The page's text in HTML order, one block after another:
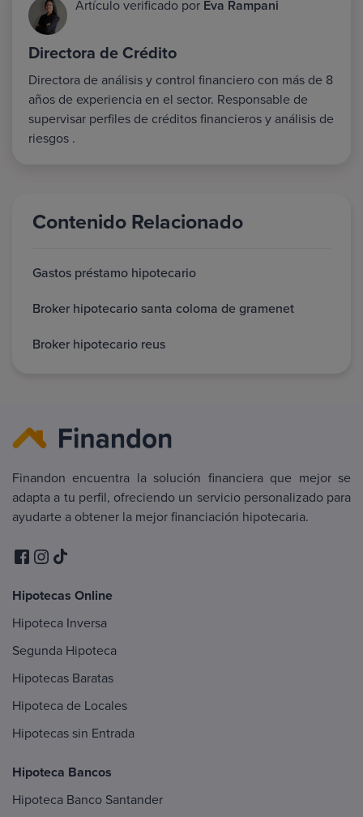
Artículo verificado por Eva Rampani
Directora de Crédito
Directora de análisis y control financiero con más de 8
años de experiencia en el sector. Responsable de
supervisar perfiles de créditos financieros y análisis de
riesgos .
Contenido Relacionado
Gastos préstamo hipotecario
Broker hipotecario santa coloma de gramenet
Broker hipotecario reus
Finandon encuentra la solución financiera que mejor se
adapta a tu perfil, ofreciendo un servicio personalizado para
ayudarte a obtener la mejor financiación hipotecaria.
Hipotecas Online
Hipoteca Inversa
Segunda Hipoteca
Hipotecas Baratas
Hipoteca de Locales
Hipotecas sin Entrada
Hipoteca Bancos
Hipoteca Banco Santander